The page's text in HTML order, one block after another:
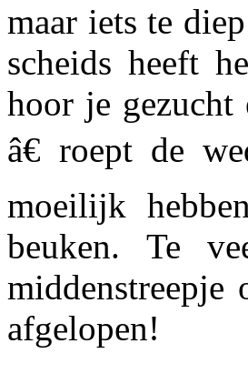
maar iets te
scheids heeft
hoor je gezucht
â€ roept de
moeilijk
beuken. Te
afgelopen!